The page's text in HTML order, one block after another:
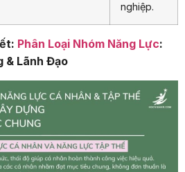
nghiệp.
Phân Loại Nhóm Năng Lực:
& Lãnh Đạo